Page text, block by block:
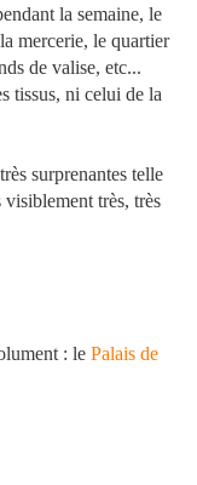
la semaine, le
mercerie, le quartier
de valise, etc...
tissus, ni celui de la
surprenantes telle
visiblement très, très
: le Palais de